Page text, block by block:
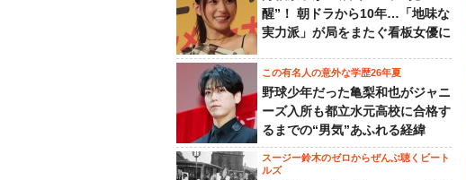
醒”！ 朝ドラから10年…「地味な
実力派」が局をまたぐ看板女優に
この有名人の意外な学歴26年夏
野球少年だった亀梨和也がジャニ
ーズ入所も都立水元高校に合格す
るまでの“男気”あふれる経緯
スージー鈴木のゼロからぜんぶ聴くビート
ルズ